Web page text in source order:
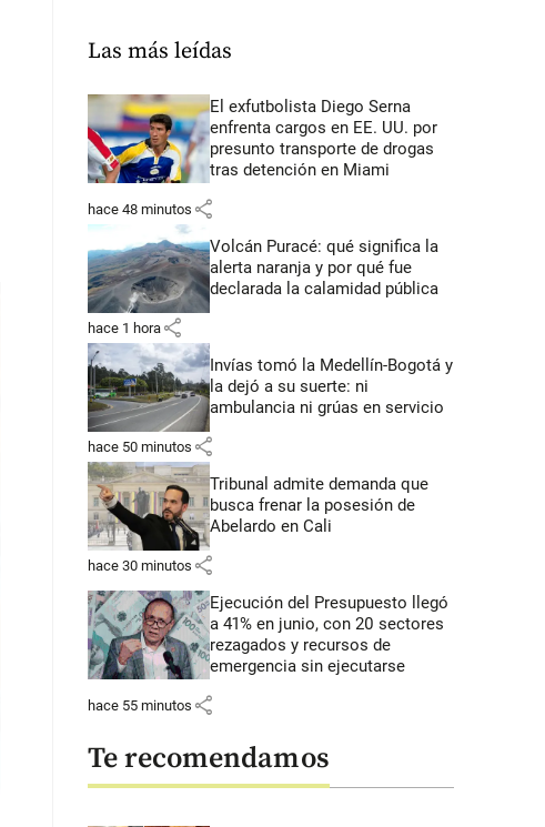
Las más leídas
El exfutbolista Diego Serna
enfrenta cargos en EE. UU. por
presunto transporte de drogas
tras detención en Miami
hace 48 minutos share
Volcán Puracé: qué significa la
alerta naranja y por qué fue
declarada la calamidad pública
hace 1 hora share
Invías tomó la Medellín-Bogotá y
la dejó a su suerte: ni
ambulancia ni grúas en servicio
hace 50 minutos share
Tribunal admite demanda que
busca frenar la posesión de
Abelardo en Cali
hace 30 minutos share
Ejecución del Presupuesto llegó
a 41% en junio, con 20 sectores
rezagados y recursos de
emergencia sin ejecutarse
hace 55 minutos share
Te recomendamos